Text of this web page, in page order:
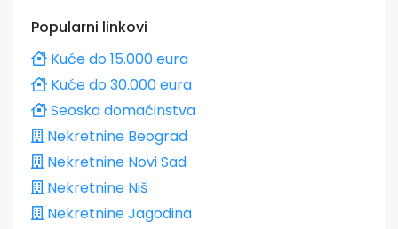
Popularni linkovi
Kuće do 15.000 eura
Kuće do 30.000 eura
Seoska domaćinstva
Nekretnine Beograd
Nekretnine Novi Sad
Nekretnine Niš
Nekretnine Jagodina